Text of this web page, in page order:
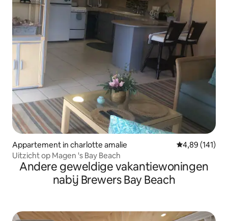
Appartement in charlotte amalie Gemiddelde
4,89 (141)
Uitzicht op Magen 's Bay Beach
Andere geweldige vakantiewoningen
nabij Brewers Bay Beach